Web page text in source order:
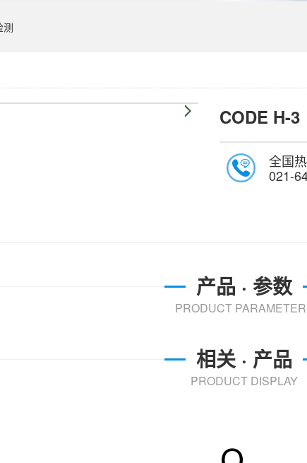
测
CODE H-3
全国
021-
产品 · 参数
PRODUCT
相关 · 产品
PRODUCT DISPLAY